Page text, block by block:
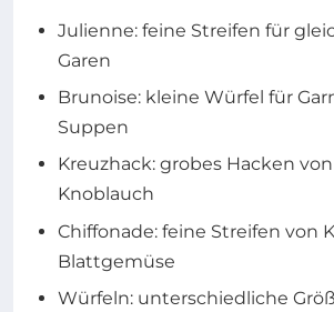
Julienne: feine Streifen für
Garen
Brunoise: kleine Würfel für
Suppen
Kreuzhack: grobes Hacken
Knoblauch
Chiffonade: feine Streifen von
Blattgemüse
Würfeln: unterschiedliche